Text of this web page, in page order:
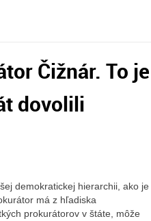
Čižnár. To je
dovolili
demokratickej hierarchii, ako je
má z hľadiska
prokurátorov v štáte, môže